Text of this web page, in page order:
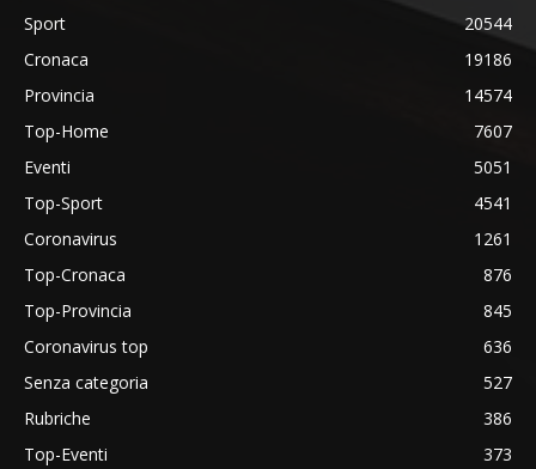
Sport
20544
Cronaca
19186
Provincia
14574
Top-Home
7607
Eventi
5051
Top-Sport
4541
Coronavirus
1261
Top-Cronaca
876
Top-Provincia
845
Coronavirus top
636
Senza categoria
527
Rubriche
386
Top-Eventi
373